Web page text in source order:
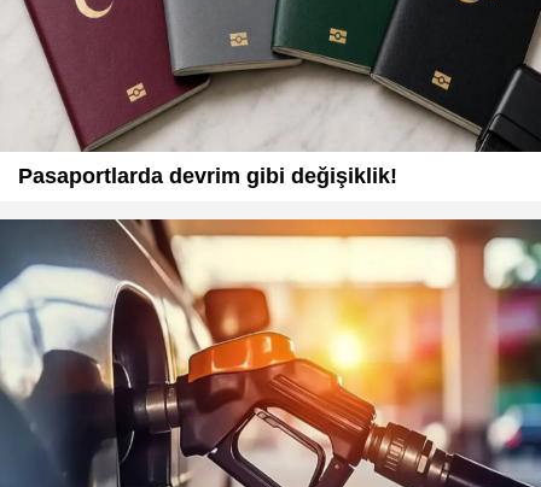
Pasaportlarda devrim gibi değişiklik!